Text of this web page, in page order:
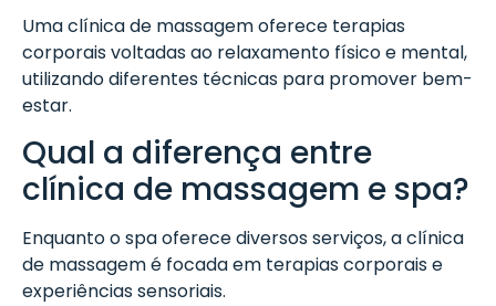
Uma clínica de massagem oferece terapias
corporais voltadas ao relaxamento físico e mental,
utilizando diferentes técnicas para promover bem-
estar.
Qual a diferença entre
clínica de massagem e spa?
Enquanto o spa oferece diversos serviços, a clínica
de massagem é focada em terapias corporais e
experiências sensoriais.